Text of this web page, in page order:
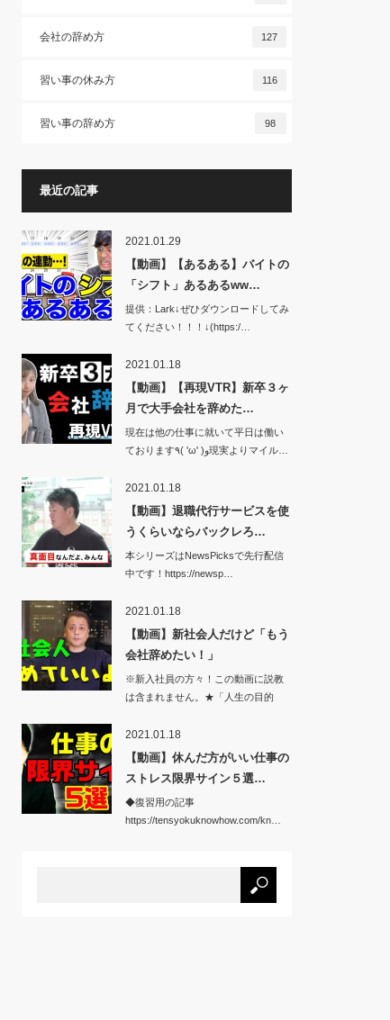
会社の辞め方 127
習い事の休み方 116
習い事の辞め方 98
最近の記事
2021.01.29
【動画】【あるある】バイトの
「シフト」あるあるww…
提供：Lark↓ぜひダウンロードしてみ
てください！！！↓(https:/…
2021.01.18
【動画】【再現VTR】新卒３ヶ
月で大手会社を辞めた…
現在は他の仕事に就いて平日は働い
ております٩( 'ω' )و現実よりマイル…
2021.01.18
【動画】退職代行サービスを使
うくらいならバックレろ…
本シリーズはNewsPicksで先行配信
中です！https://newsp…
2021.01.18
【動画】新社会人だけど「もう
会社辞めたい！」
※新入社員の方々！この動画に説教
は含まれません。★「人生の目的
2021.01.18
【動画】休んだ方がいい仕事の
ストレス限界サイン５選…
◆復習用の記事
https://tensyokuknowhow.com/kn…